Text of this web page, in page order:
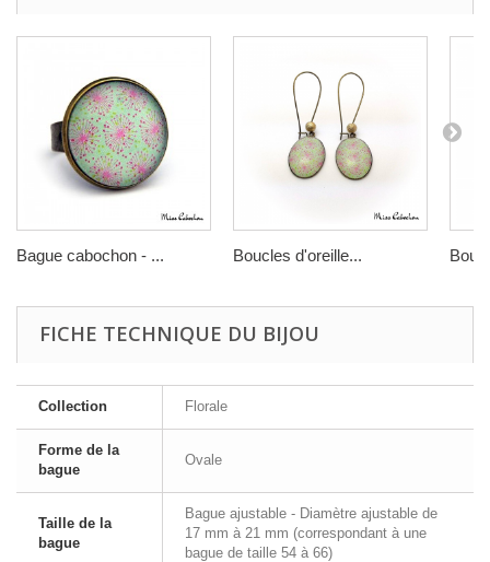
Bague cabochon - ... Boucles d'oreille...
FICHE TECHNIQUE DU BIJOU
Collection Florale
Forme de la
bague
Ovale
Taille de la
bague
Bague ajustable - Diamètre ajustable de
17 mm à 21 mm (correspondant à une
bague de taille 54 à 66)